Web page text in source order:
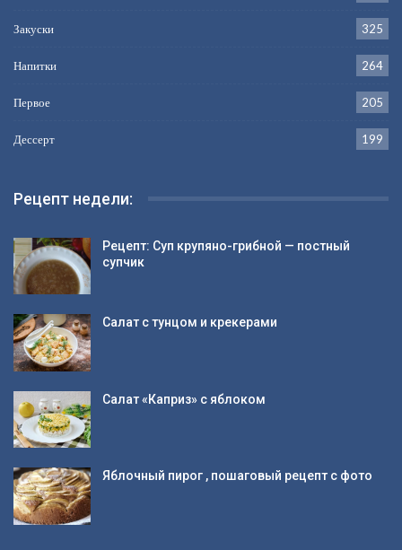
Закуски 325
Напитки 264
Первое 205
Дессерт 199
Рецепт недели:
Рецепт: Суп крупяно-грибной — постный
супчик
Салат с тунцом и крекерами
Салат «Каприз» с яблоком
Яблочный пирог , пошаговый рецепт с фото